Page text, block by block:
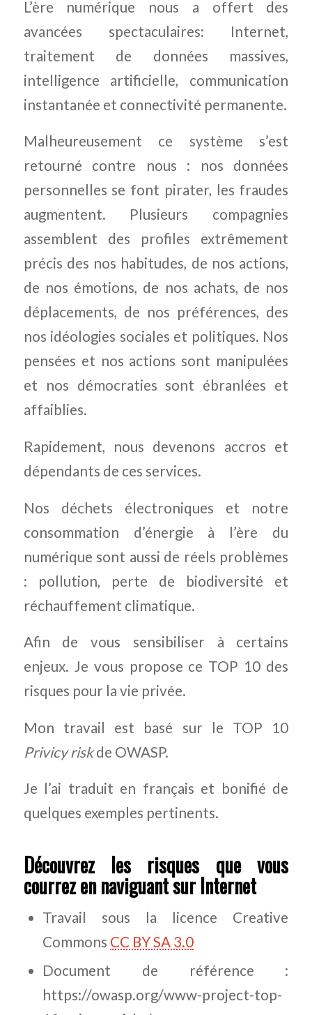
L’ère numérique nous a offert des
avancées spectaculaires: Internet,
traitement de données massives,
intelligence artificielle, communication
instantanée et connectivité permanente.
Malheureusement ce système s’est
retourné contre nous : nos données
personnelles se font pirater, les fraudes
augmentent. Plusieurs compagnies
assemblent des profiles extrêmement
précis des nos habitudes, de nos actions,
de nos émotions, de nos achats, de nos
déplacements, de nos préférences, des
nos idéologies sociales et politiques. Nos
pensées et nos actions sont manipulées
et nos démocraties sont ébranlées et
affaiblies.
Rapidement, nous devenons accros et
dépendants de ces services.
Nos déchets électroniques et notre
consommation d’énergie à l’ère du
numérique sont aussi de réels problèmes
: pollution, perte de biodiversité et
réchauffement climatique.
Afin de vous sensibiliser à certains
enjeux. Je vous propose ce TOP 10 des
risques pour la vie privée.
Mon travail est basé sur le TOP 10
Privicy riskde OWASP.
Je l’ai traduit en français et bonifié de
quelques exemples pertinents.
Découvrez les risques que vous
courrez en naviguant sur Internet
Travail sous la licence Creative
Commons CC BY SA 3.0
Document de référence :
https://owasp.org/www-project-top-